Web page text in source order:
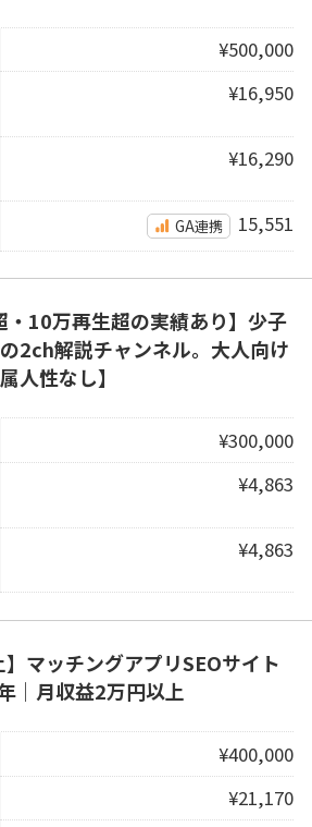
¥500,000
¥16,950
¥16,290
GA連携 15,551
・10万再生超の実績あり】少子
2ch解説チャンネル。大人向け
人性なし】
¥300,000
¥4,863
¥4,863
】マッチングアプリSEOサイト
｜月収益2万円以上
¥400,000
¥21,170